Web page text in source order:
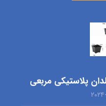
پلاستیکی مربعی
۱۷